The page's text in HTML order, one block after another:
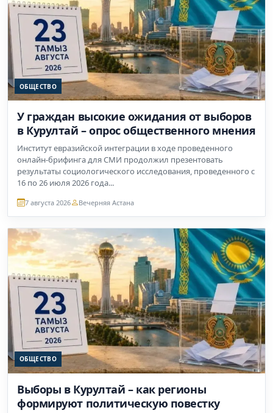
ОБЩЕСТВО
У граждан высокие ожидания от выборов
в Курултай – опрос общественного мнения
Институт евразийской интеграции в ходе проведенного
онлайн-брифинга для СМИ продолжил презентовать
результаты социологического исследования, проведенного с
16 по 26 июля 2026 года...
7 августа 2026 Вечерняя Астана
ОБЩЕСТВО
Выборы в Курултай – как регионы
формируют политическую повестку